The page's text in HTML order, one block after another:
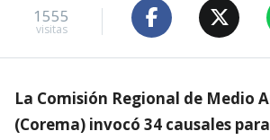
1555
visitas
La Comisión Regional de Medio
(Corema) invocó 34 causales